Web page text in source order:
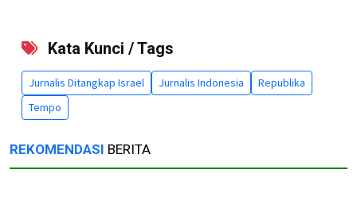
Kata Kunci / Tags
Jurnalis Ditangkap Israel Jurnalis Indonesia
Republika
Tempo
REKOMENDASI BERITA